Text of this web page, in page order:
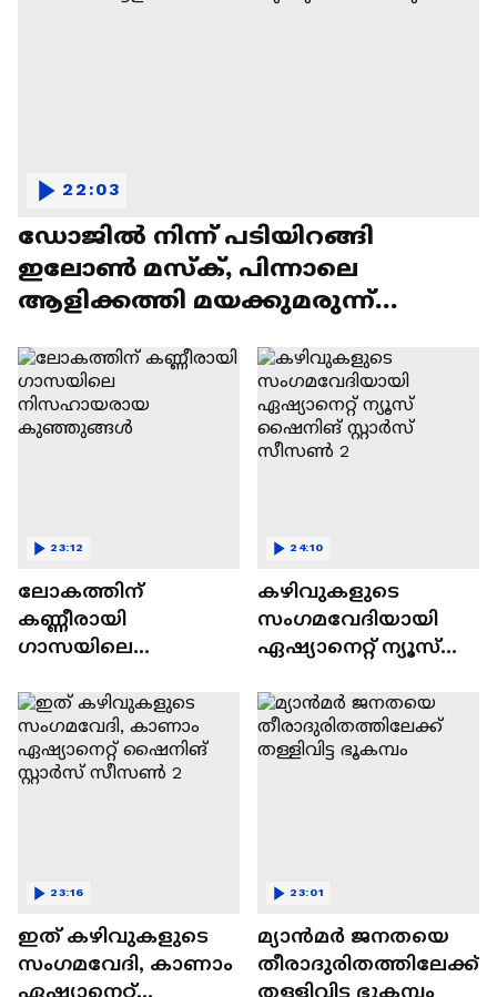
ഡോജിൽ നിന്ന് പടിയിറങ്ങി
ഇലോൺ മസ്ക്, പിന്നാലെ
ആളിക്കത്തി മയക്കുമരുന്ന്
22:03
ലോകത്തിന്
കണ്ണീരായി
ഗാസയിലെ
കുഞ്ഞുങ്ങൾ
23:12
കഴിവുകളുടെ
സംഗമവേദിയായി
ഏഷ്യാനെറ്റ് ന്യൂസ്
സീസൺ 2
24:10
ഇത് കഴിവുകളുടെ
സംഗമവേദി, കാണാം
ഏഷ്യാനെറ്റ്
23:16
മ്യാൻമർ ജനതയെ
തീരാദുരിതത്തിലേക്ക്
തള്ളിവിട്ട ഭൂകമ്പം
23:01